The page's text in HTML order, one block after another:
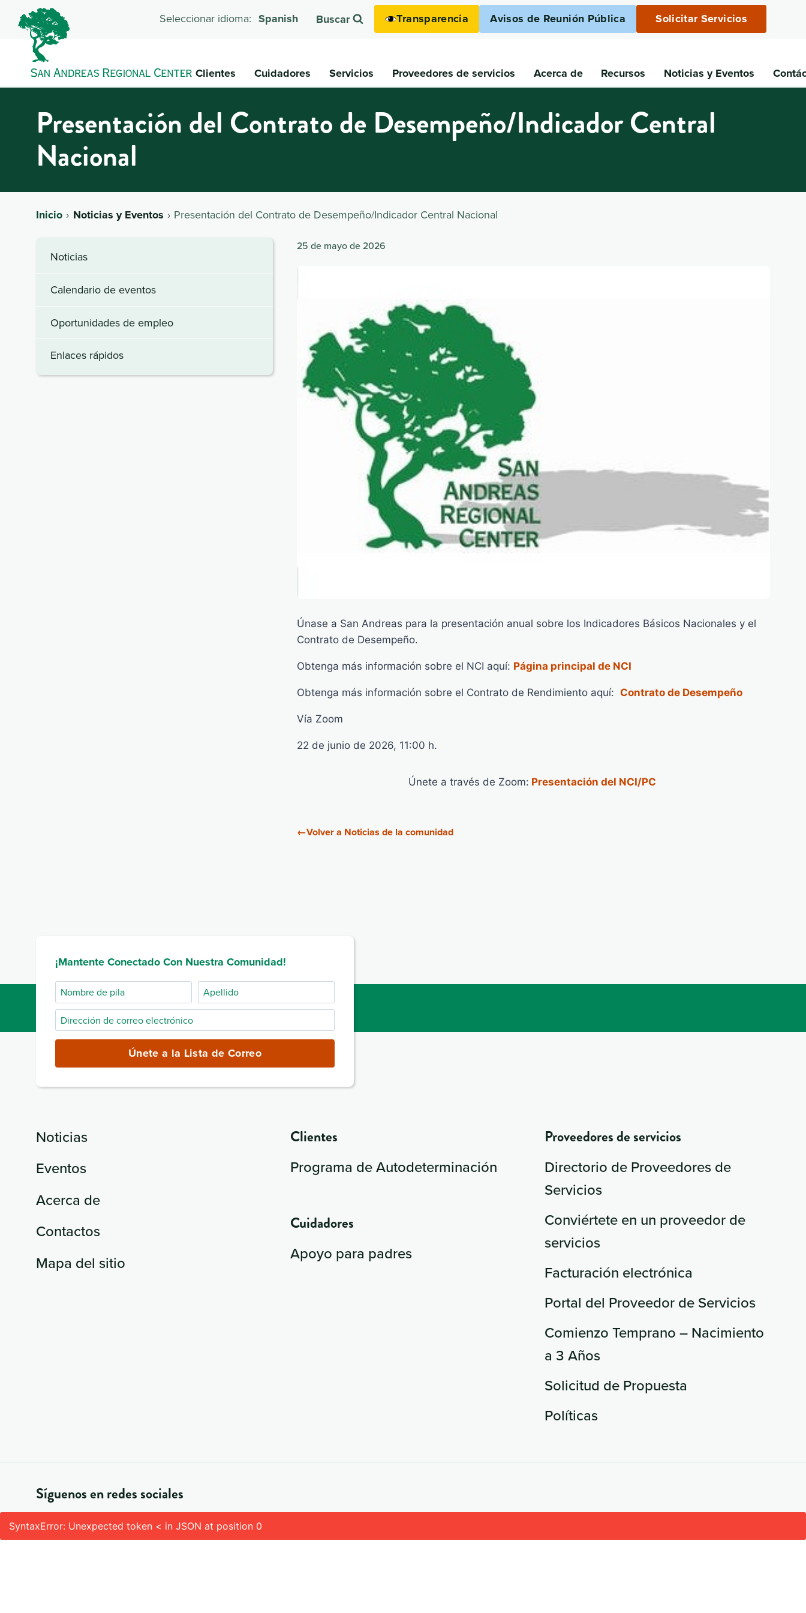
Seleccionar idioma: Spanish Buscar Transparencia Avisos de Reunión Pública Solicitar Servicios
Clientes Cuidadores Servicios Proveedores de servicios Acerca de Recursos Noticias y Eventos
Presentación del Contrato de Desempeño/Indicador Central
Nacional
Inicio Noticias y Eventos Presentación del Contrato de Desempeño/Indicador Central Nacional
Noticias
Calendario de eventos
Oportunidades de empleo
Enlaces rápidos
25 de mayo de 2026
Únase a San Andreas para la presentación anual sobre los Indicadores Básicos Nacionales y el
Contrato de Desempeño.
Obtenga más información sobre el NCI aquí: Página principal de NCI
Obtenga más información sobre el Contrato de Rendimiento aquí: Contrato de Desempeño
Vía Zoom
22 de junio de 2026, 11:00 h.
Únete a través de Zoom: Presentación del NCI/PC
←Volver a Noticias de la comunidad
¡Mantente Conectado Con Nuestra Comunidad!
Nombre
de
pila
Apellido
Dirección
de
electrónico
Únete a la Lista de Correo
Noticias
Eventos
Acerca de
Contactos
Mapa del sitio
Clientes
Programa de Autodeterminación
Cuidadores
Apoyo para padres
Proveedores de servicios
Directorio de Proveedores de
Servicios
Conviértete en un proveedor de
servicios
Facturación electrónica
Portal del Proveedor de Servicios
Comienzo Temprano – Nacimiento
a 3 Años
Solicitud de Propuesta
Políticas
Síguenos en redes sociales
SyntaxError: Unexpected token < in JSON at position 0